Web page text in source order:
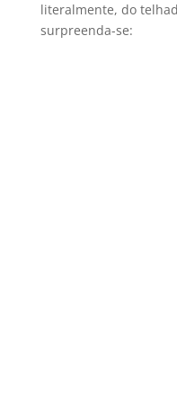
literalmente, do
surpreenda-se: